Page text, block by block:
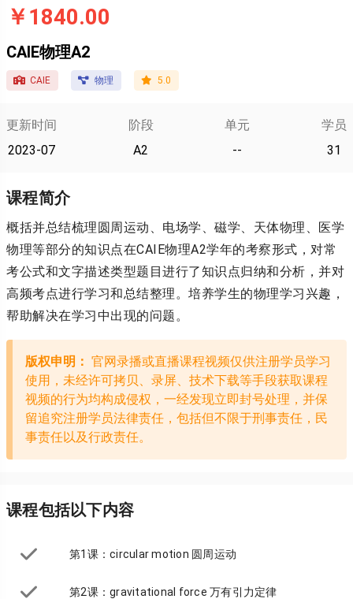
￥1840.00
CAIE物理A2
CAIE 物理 5.0
更新时间
2023-07
阶段
A2
单元
--
学员
31
课程简介
概括并总结梳理圆周运动、电场学、磁学、天体物理、医学
物理等部分的知识点在CAIE物理A2学年的考察形式，对常
考公式和文字描述类型题目进行了知识点归纳和分析，并对
高频考点进行学习和总结整理。培养学生的物理学习兴趣，
帮助解决在学习中出现的问题。
版权申明： 官网录播或直播课程视频仅供注册学员学习
使用，未经许可拷贝、录屏、技术下载等手段获取课程
视频的行为均构成侵权，一经发现立即封号处理，并保
留追究注册学员法律责任，包括但不限于刑事责任，民
事责任以及行政责任。
课程包括以下内容
第1课：circular motion 圆周运动
第2课：gravitational force 万有引力定律